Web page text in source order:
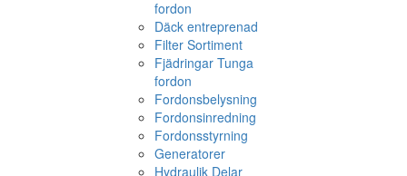
fordon
Däck entreprenad
Filter Sortiment
Fjädringar Tunga
fordon
Fordonsbelysning
Fordonsinredning
Fordonsstyrning
Generatorer
Hydraulik Delar